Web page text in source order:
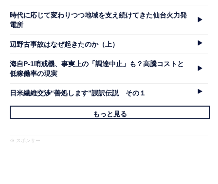
時代に応じて変わりつつ地域を支え続けてきた仙台火力発
電所
辺野古事故はなぜ起きたのか（上）
海自P-1哨戒機、事実上の「調達中止」も？高騰コストと
低稼働率の現実
日米繊維交渉“善処します”誤訳伝説 その１
もっと見る
※ スポンサー